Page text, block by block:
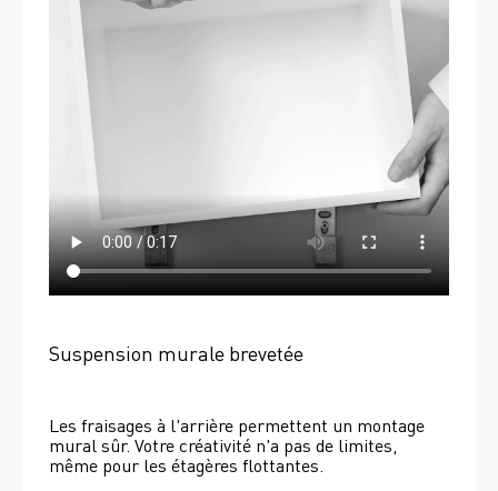
Suspension murale brevetée
Les fraisages à l'arrière permettent un montage
mural sûr. Votre créativité n'a pas de limites,
même pour les étagères flottantes.